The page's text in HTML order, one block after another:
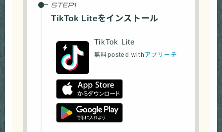
TikTok Liteをインストール
TikTok Lite
無料posted with アプリーチ